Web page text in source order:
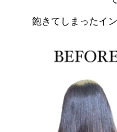
飽きてしまったイ